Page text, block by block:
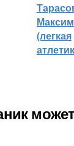
Максим
(легкая